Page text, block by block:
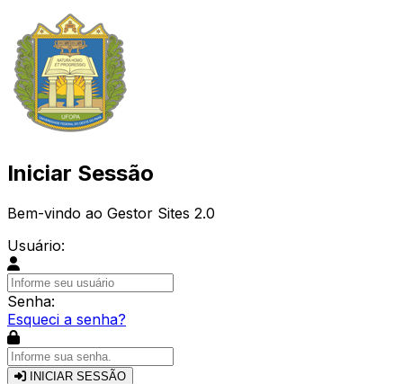
Iniciar Sessão
Bem-vindo ao Gestor Sites 2.0
Usuário:
Senha:
Esqueci a senha?
INICIAR SESSÃO